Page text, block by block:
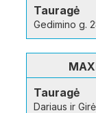
Tauragė
Gedimino g.
Tauragė
Dariaus ir